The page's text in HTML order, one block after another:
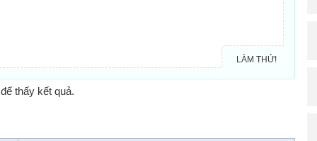
LÀM THỬ!
để thấy kết quả.